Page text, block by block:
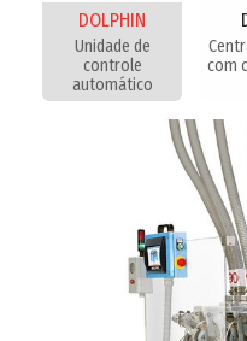
DOLPHIN
Unidade de
controle
automático
com